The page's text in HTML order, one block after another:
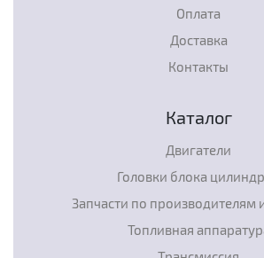
Оплата
Доставка
Контакты
Каталог
Двигатели
Головки блока
Запчасти по производителям
Топливная